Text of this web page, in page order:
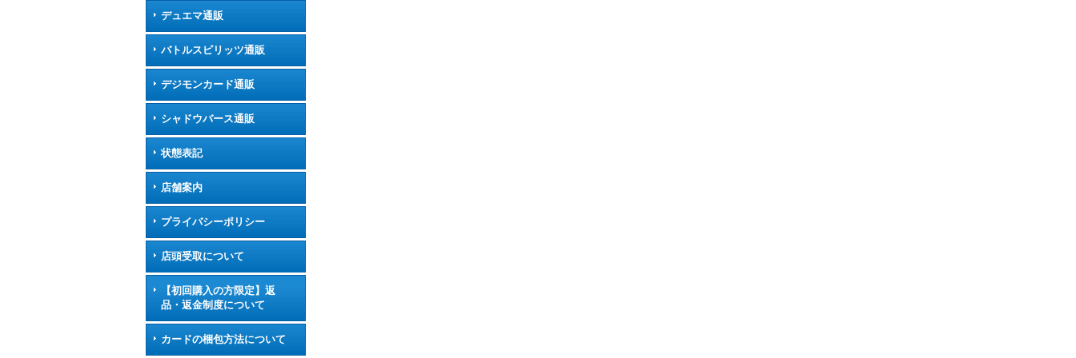
デュエマ通販
バトルスピリッツ通販
デジモンカード通販
シャドウバース通販
状態表記
店舗案内
プライバシーポリシー
店頭受取について
【初回購入の方限定】返
品・返金制度について
カードの梱包方法について